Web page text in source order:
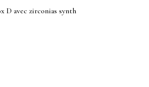
D avec zirconias synth